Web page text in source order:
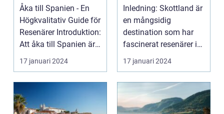
Resenärer
Åka till Spanien - En
Högkvalitativ Guide för
Resenärer Introduktion:
Att åka till Spanien är
en dr...
17 januari 2024
Fascinerande
Landet
Inledning: Skottland är
en mångsidig
destination som har
fascinerat resenärer i
århundraden. Med
sin...
17 januari 2024